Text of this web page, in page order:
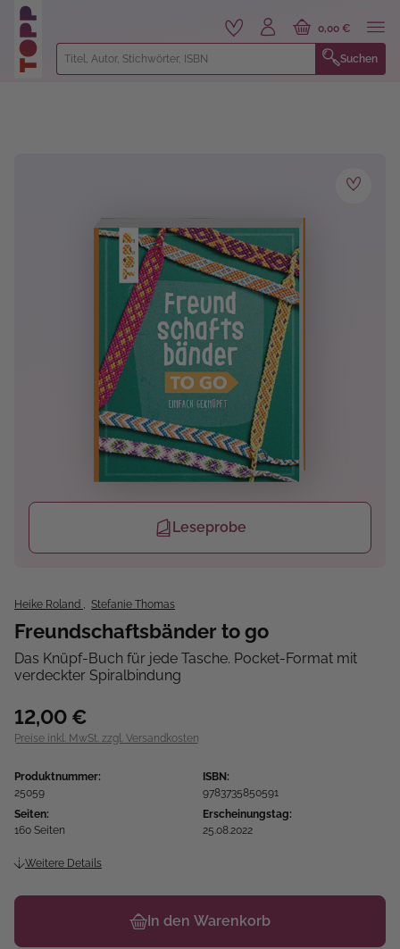
springen
Suchen
0,00 €
Leseprobe
Heike Roland , Stefanie Thomas
Freundschaftsbänder to go
Das Knüpf-Buch für jede Tasche. Pocket-Format mit
verdeckter Spiralbindung
12,00 €
Preise inkl. MwSt. zzgl. Versandkosten
Produktnummer:
25059
ISBN:
9783735850591
Seiten:
160 Seiten
Erscheinungstag:
25.08.2022
Weitere Details
In den Warenkorb